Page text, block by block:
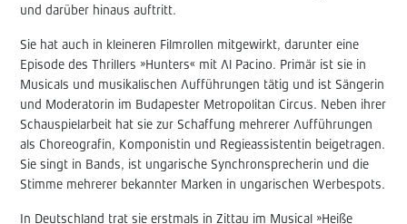
und darüber hinaus auftritt.
Sie hat auch in kleineren Filmrollen mitgewirkt, darunter eine
Episode des Thrillers »Hunters« mit Al Pacino. Primär ist sie in
Musicals und musikalischen Aufführungen tätig und ist Sängerin
und Moderatorin im Budapester Metropolitan Circus. Neben ihrer
Schauspielarbeit hat sie zur Schaffung mehrerer Aufführungen
als Choreografin, Komponistin und Regieassistentin beigetragen.
Sie singt in Bands, ist ungarische Synchronsprecherin und die
Stimme mehrerer bekannter Marken in ungarischen Werbespots.
In Deutschland trat sie erstmals in Zittau im Musical »Heiße